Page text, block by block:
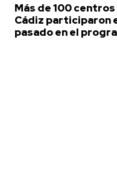
Más de 100
Cádiz participaron
pasado en el